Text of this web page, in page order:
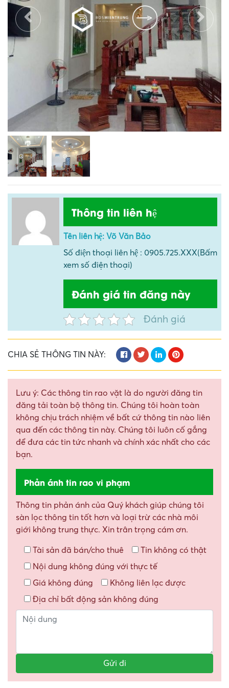
Thông tin liên hệ
Tên liên hệ: Võ Văn Bảo
Số điện thoại liên hệ : 0905.725.XXX(Bấm
xem số điện thoại)
Đánh giá tin đăng này
Đánh giá
CHIA SẺ THÔNG TIN NÀY:
Lưu ý: Các thông tin rao vặt là do người đăng tin
đăng tải toàn bộ thông tin. Chúng tôi hoàn toàn
không chịu trách nhiệm về bất cứ thông tin nào liên
qua đến các thông tin này. Chúng tôi luôn cố gắng
để đưa các tin tức nhanh và chính xác nhất cho các
bạn.
Phản ánh tin rao vi phạm
Thông tin phản ánh của Quý khách giúp chúng tôi
sàn lọc thông tin tốt hơn và loại trừ các nhà môi
giới không trung thực. Xin trân trọng cám ơn.
Tài sản đã bán/cho thuê
Tin không có thật
Nội dung không đúng với thực tế
Giá không đúng
Không liên lạc được
Địa chỉ bất động sản không đúng